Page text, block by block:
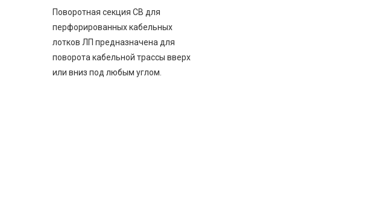
Поворотная секция СВ для
перфорированных кабельных
лотков ЛП предназначена для
поворота кабельной трассы вверх
или вниз под любым углом.